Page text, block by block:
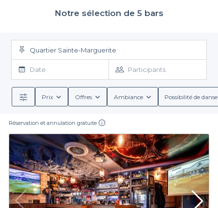
Notre sélection de 5 bars
Quartier Sainte-Marguerite
Date Participants
Prix Offres Ambiance Possibilité de
Réservation et annulation gratuite